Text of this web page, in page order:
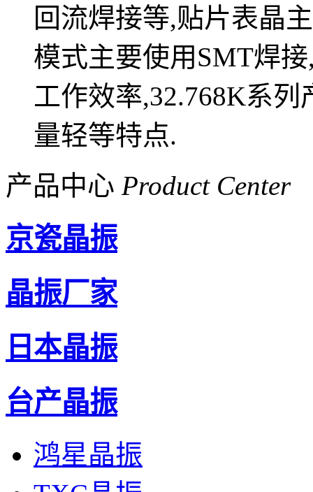
回流焊接等,贴片表晶
模式主要使用SMT焊
工作效率,32.768K系
量轻等特点.
产品中心 Product Center
京瓷晶振
晶振厂家
日本晶振
台产晶振
鸿星晶振